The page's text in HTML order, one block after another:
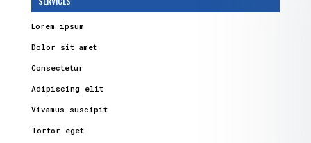
Lorem ipsum
Dolor sit amet
Consectetur
Adipiscing elit
Vivamus suscipit
Tortor eget